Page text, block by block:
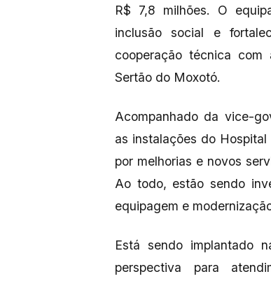
R$ 7,8 milhões. O
inclusão social e
cooperação técnica
Sertão do Moxotó.
Acompanhado da vice-
as instalações do
por melhorias e novos
Ao todo, estão sendo
equipagem e
Está sendo implantado
perspectiva para